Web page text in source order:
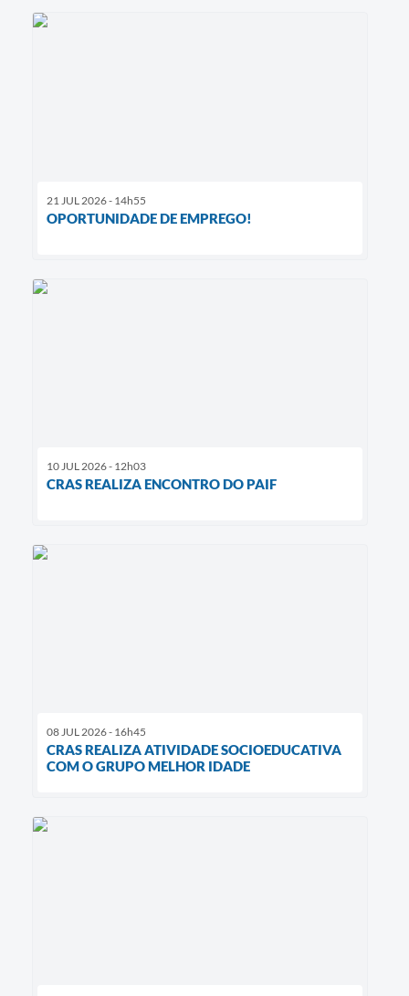
21 JUL 2026 - 14h55
OPORTUNIDADE DE EMPREGO!
10 JUL 2026 - 12h03
CRAS REALIZA ENCONTRO DO PAIF
08 JUL 2026 - 16h45
CRAS REALIZA ATIVIDADE SOCIOEDUCATIVA
COM O GRUPO MELHOR IDADE